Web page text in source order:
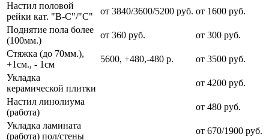
Настил половой
рейки кат. "В-С"/"С"
от 3840/3600/5200 руб. от 1600 руб.
Поднятие пола более
(100мм.)
от 360 руб.
от 300 руб.
Стяжка (до 70мм.),
+1см., - 1см
5600, +480,-480 р.
от 3500 руб.
Укладка
керамической плитки
от 4200 руб.
Настил линолиума
(работа)
от 480 руб.
Укладка ламината
(работа) пол/стены
от 670/1900 руб.